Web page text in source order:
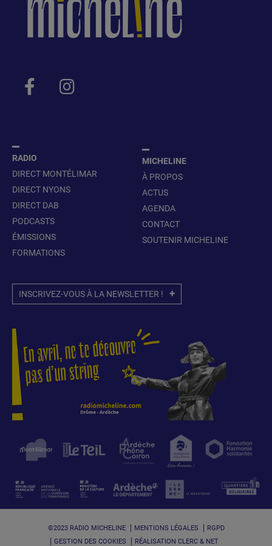
RADIO
DIRECT MONTÉLIMAR
DIRECT NYONS
DIRECT DAB
PODCASTS
ÉMISSIONS
FORMATIONS
MICHELINE
À PROPOS
ACTUS
AGENDA
CONTACT
SOUTENIR MICHELINE
INSCRIVEZ-VOUS À LA NEWSLETTER !
©2023 RADIO MICHELINE MENTIONS LÉGALES
RGPD
GESTION DES COOKIES
RÉALISATION CLERC & NET